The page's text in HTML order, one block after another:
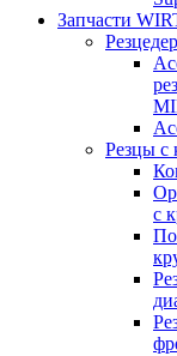
Запчасти
Резцы с
с